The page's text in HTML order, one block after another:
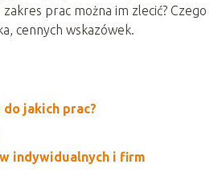
zakres prac można im zlecić? Czego
cennych wskazówek.
jakich prac?
indywidualnych i firm